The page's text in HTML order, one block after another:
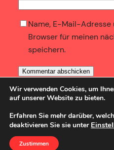
Name, E-Mail-
Browser für meinen
speichern.
SozBlog
Wir verwenden Cookies, um
auf unserer Website zu bieten.
Erfahren Sie mehr darüber,
deaktivieren Sie sie unter
Zustimmen